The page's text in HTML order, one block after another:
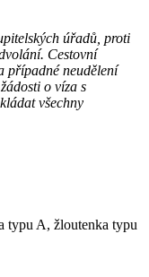
úřadů, proti
Cestovní
případné neudělení
o víza s
všechny
typu A, žloutenka typu